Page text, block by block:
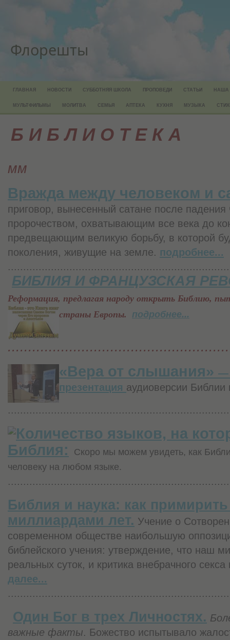
Флорешты
ГЛАВНАЯ НОВОСТИ СУББОТНЯЯ ШКОЛА ПРОПОВЕДИ СТАТЬИ НАША
МУЛЬТФИЛЬМЫ МОЛИТВА СЕМЬЯ АПТЕКА КУХНЯ МУЗЫКА
Б И Б Л И О Т Е К А
мм
Вражда между человеком и
приговор, вынесенный сатане после
пророчеством, охватывающим все века до
предвещающим великую борьбу, в которой
поколения, живущие на земле. подробнее...
БИБЛИЯ И ФРАНЦУЗСКАЯ
Реформация, предлагая народу открыть Библию,
страны Европы. подробнее...
«Вера от слышания» —
презентация аудиоверсии
Количество языков, на
Библия:
Скоро мы можем увидеть, как
человеку на любом языке.
Библия и наука: как
миллиардами лет. Учение о
современном обществе наибольшую
библейского учения: утверждение, что наш
реальных суток, и критика внебрачного
далее...
Один Бог в трех Личностях.
важные факты. Божество испытывало